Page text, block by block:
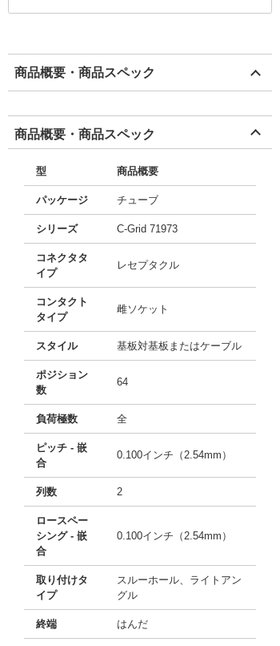
商品概要・商品スペック
商品概要・商品スペック
型 商品概要
パッケージ チューブ
シリーズ C-Grid 71973
コネクタタ
イプ
レセプタクル
コンタクト
タイプ
雌ソケット
スタイル 基板対基板またはケーブル
ポジション
数
64
負荷極数 全
ピッチ - 嵌
合
0.100インチ（2.54mm）
列数 2
ロースペー
シング - 嵌
合
0.100インチ（2.54mm）
取り付けタ
イプ
スルーホール、ライトアン
グル
終端 はんだ